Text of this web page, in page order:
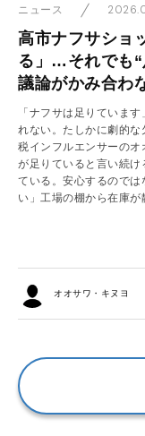
ニュース
高市ナフサショ
る」…それでも“
議論がかみ合わ
「ナフサは足りていま
れない。たしかに劇的
税インフルエンサーの
が足りていると言い続
ている。安心するので
い」工場の棚から在庫が
オオサワ・キヌヨ